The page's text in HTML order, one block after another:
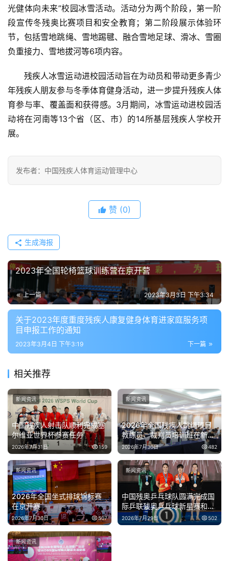
光健体向未来”校园冰雪活动。活动分为两个阶段，第一阶
段宣传冬残奥比赛项目和安全教育；第二阶段展示体验环
节，包括雪地跳绳、雪地踢毽、融合雪地足球、滑冰、雪圈
负重接力、雪地拔河等6项内容。
残疾人冰雪运动进校园活动旨在为动员和带动更多青少
年残疾人朋友参与冬季体育健身活动，进一步提升残疾人体
育参与率、覆盖面和获得感。3月期间，冰雪运动进校园活
动将在河南等13个省（区、市）的14所基层残疾人学校开
展。
发布者：中国残疾人体育运动管理中心
赞 (0)
生成海报
2023年全国轮椅篮球训练营在京开营
上一篇 2023年3月3日 下午3:34
关于2023年度重度残疾人康复健身体育进家庭服务项
目申报工作的通知
下一篇
2023年3月4日 下午3:19
相关推荐
中国残疾人射击队顺利完成塞
尔维亚世界杯参赛任务
2026年7月31日 159
新闻资讯
2026年全国残疾人跳绳项目
教练员、裁判员培训班在新疆
伊犁开班
2026年7月30日 482
新闻资讯
2026年全国坐式排球锦标赛
在京开赛
2026年7月30日 507
新闻资讯
中国残奥乒乓球队圆满完成国
际乒联残奥乒乓球新星赛和精
英赛泰国站参赛任务
2026年7月29日 502
新闻资讯
新闻资讯